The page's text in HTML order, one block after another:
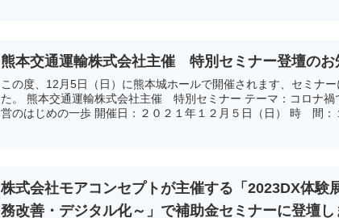
熊本交通運輸株式会社主催 特別セミナー登壇のお
この度、12月5日（日）に熊本城ホールで開催されます、セミナ
た。 熊本交通運輸株式会社主催 特別セミナー テーマ：コロナ禍
営のはじめの一歩 開催日：２０２１年１２月５日（日） 時 間：
株式会社モアコンセプトが主催する「2023DX体験
務改善・デジタル化～」で補助金セミナーに登壇し